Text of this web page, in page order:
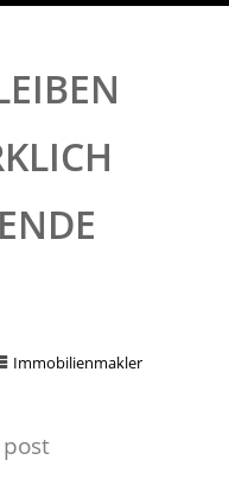
Immobilienmakler